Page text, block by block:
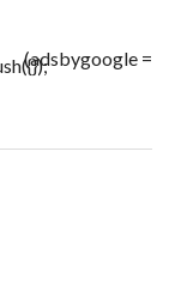
(adsbygoogle =